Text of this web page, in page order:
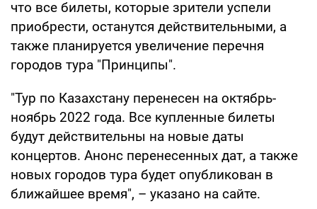
что все билеты, которые зрители успели
приобрести, останутся действительными, а
также планируется увеличение перечня
городов тура "Принципы".
"Тур по Казахстану перенесен на октябрь-
ноябрь 2022 года. Все купленные билеты
будут действительны на новые даты
концертов. Анонс перенесенных дат, а также
новых городов тура будет опубликован в
ближайшее время", – указано на сайте.